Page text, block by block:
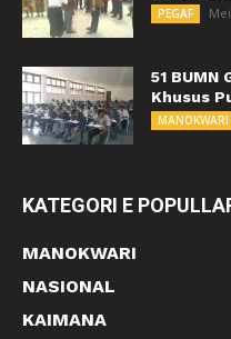
PEGAF
51 BUMN
Khusus
MANOKWARI
KATEGORI E
MANOKWARI
NASIONAL
KAIMANA